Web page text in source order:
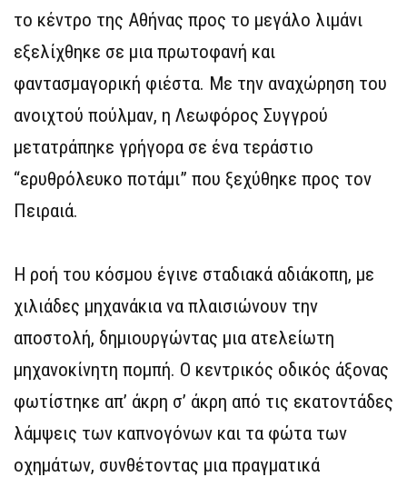
το κέντρο της Αθήνας προς το μεγάλο λιμάνι
εξελίχθηκε σε μια πρωτοφανή και
φαντασμαγορική φιέστα. Με την αναχώρηση του
ανοιχτού πούλμαν, η Λεωφόρος Συγγρού
μετατράπηκε γρήγορα σε ένα τεράστιο
“ερυθρόλευκο ποτάμι” που ξεχύθηκε προς τον
Πειραιά.
Η ροή του κόσμου έγινε σταδιακά αδιάκοπη, με
χιλιάδες μηχανάκια να πλαισιώνουν την
αποστολή, δημιουργώντας μια ατελείωτη
μηχανοκίνητη πομπή. Ο κεντρικός οδικός άξονας
φωτίστηκε απ’ άκρη σ’ άκρη από τις εκατοντάδες
λάμψεις των καπνογόνων και τα φώτα των
οχημάτων, συνθέτοντας μια πραγματικά